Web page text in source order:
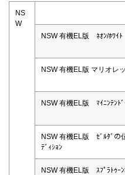
NS
W
NSW 有機EL版 ﾈｵﾝ/ﾎﾜｲﾄ
NSW 有機EL版 マリオレ
NSW 有機EL版 ﾏｲﾆﾝﾃﾝﾄ
NSW 有機EL版 ｾﾞﾙﾀﾞの
ﾃﾞｨｼｮﾝ
NSW 有機EL版 ｽﾌﾟﾗﾄｩｰﾝ